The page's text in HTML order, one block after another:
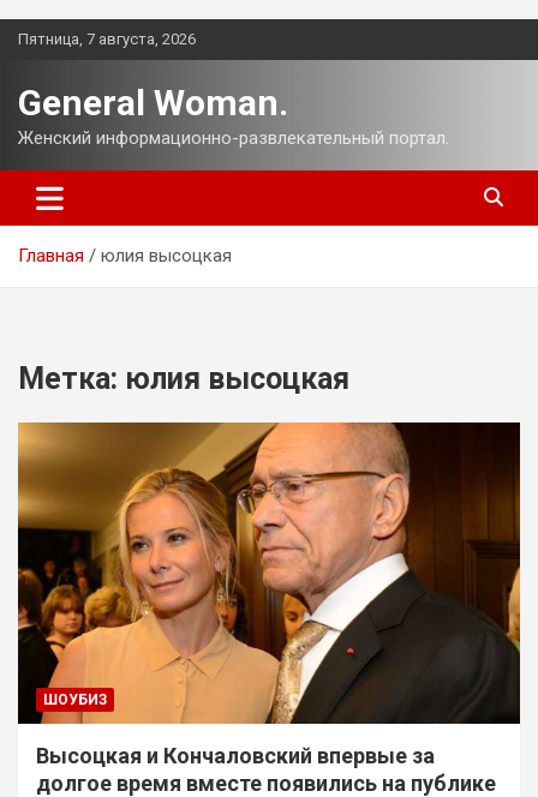
Перейти
Пятница, 7 августа, 2026
General Woman.
Женский информационно-развлекательный портал.
Главная юлия высоцкая
Метка: юлия высоцкая
ШОУБИЗ
Высоцкая и Кончаловский впервые за
долгое время вместе появились на публике